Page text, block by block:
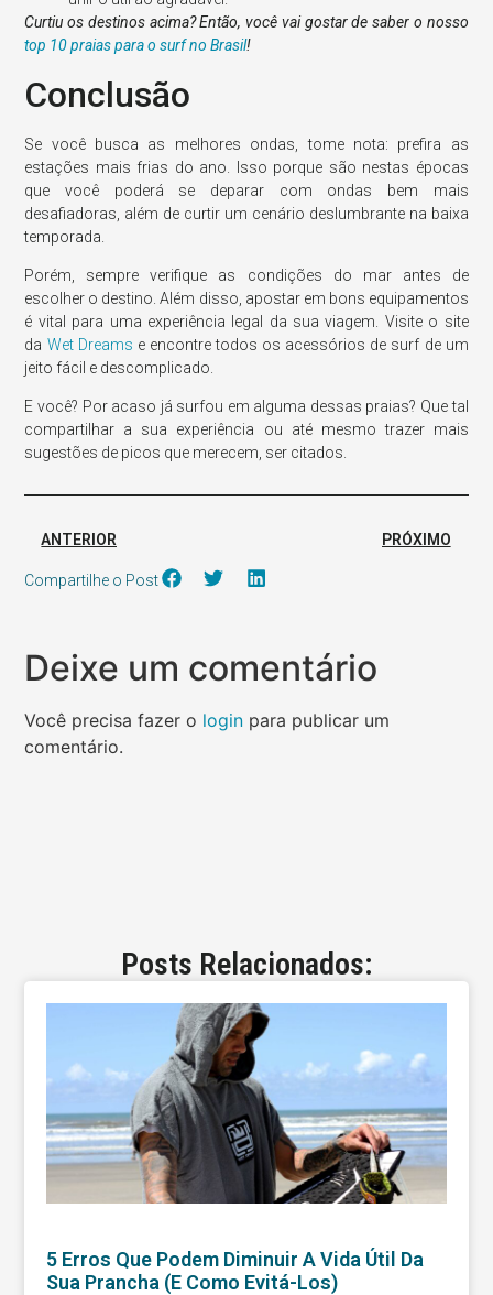
Curtiu os destinos acima? Então, você vai gostar de saber o nosso
top 10 praias para o surf no Brasil!
Conclusão
Se você busca as melhores ondas, tome nota: prefira as
estações mais frias do ano. Isso porque são nestas épocas
que você poderá se deparar com ondas bem mais
desafiadoras, além de curtir um cenário deslumbrante na baixa
temporada.
Porém, sempre verifique as condições do mar antes de
escolher o destino. Além disso, apostar em bons equipamentos
é vital para uma experiência legal da sua viagem. Visite o site
da Wet Dreams e encontre todos os acessórios de surf de um
jeito fácil e descomplicado.
E você? Por acaso já surfou em alguma dessas praias? Que tal
compartilhar a sua experiência ou até mesmo trazer mais
sugestões de picos que merecem, ser citados.
ANTERIOR PRÓXIMO
Compartilhe o Post
Deixe um comentário
Você precisa fazer o login para publicar um
comentário.
Posts Relacionados:
5 Erros Que Podem Diminuir A Vida Útil Da
Sua Prancha (e Como Evitá-Los)